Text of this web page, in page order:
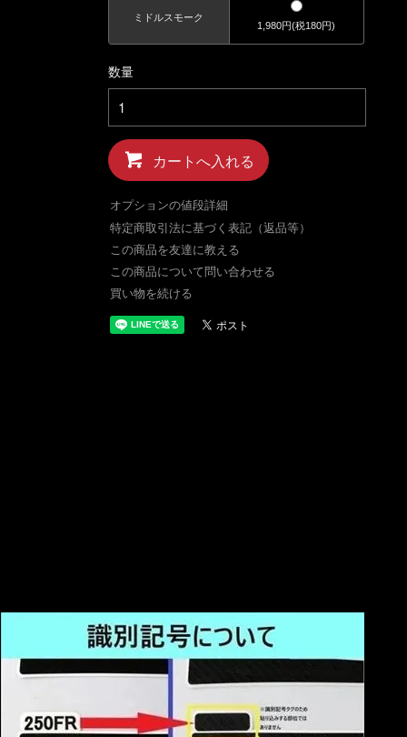
ミドルスモーク
1,980円(税180円)
数量
カートへ入れる
オプションの値段詳細
特定商取引法に基づく表記（返品等）
この商品を友達に教える
この商品について問い合わせる
買い物を続ける